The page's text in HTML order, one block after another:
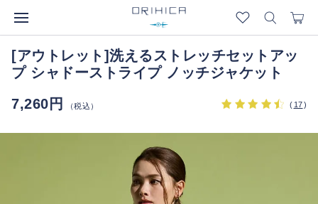
[アウトレット]洗えるストレッチセットアッ
プ シャドーストライプ ノッチジャケット
7,260円
（税込） ( 17)